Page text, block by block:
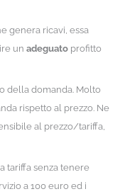
genera ricavi, essa
un adeguatoprofitto
della domanda. Molto
rispetto al prezzo. Ne
al prezzo/tariffa,
tariffa senza tenere
a 100 euro ed i